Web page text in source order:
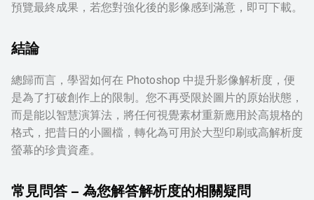
預覽最終成果，若您對強化後的影像感到滿意，即可下載。
結論
總歸而言，學習如何在 Photoshop 中提升影像解析度，便
是為了打破創作上的限制。您不再受限於圖片的原始狀態，
而是能以智慧演算法，將任何視覺素材重新應用於高規格的
格式，把昔日的小圖檔，轉化為可用於大型印刷或高解析度
螢幕的珍貴資產。
常見問答 – 為您解答解析度的相關疑問